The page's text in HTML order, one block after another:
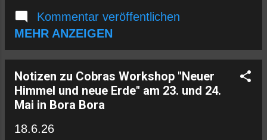
Bora liegt: Notizen zu Cobras
Workshop "Neuer Himmel und
in Bora Bora (Dieser Artikel ist
auf Deutsch.) WORKSHOP
„NEUER HIMMEL UND NEUE
ERDE“ von Cobra WORKSHOP
Kommentar veröffentlichen
MEHR ANZEIGEN
Notizen zu Cobras Workshop "Neuer
Himmel und neue Erde" am 23. und 24.
Mai in Bora Bora
18.6.26